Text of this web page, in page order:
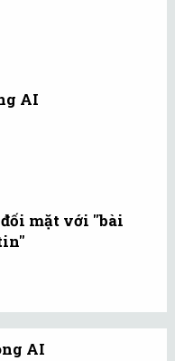
AI
mặt với "bài
AI